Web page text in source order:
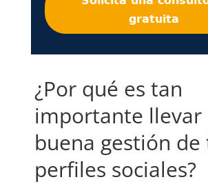
gratuita
¿Por qué es tan
importante llevar
buena gestión de
perfiles sociales?